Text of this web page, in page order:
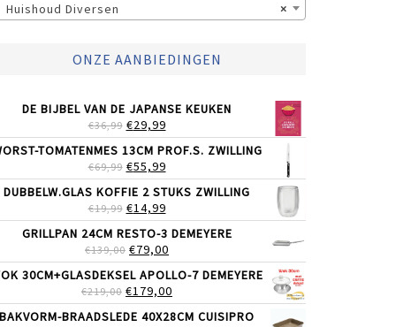
×
Huishoud Diversen
ONZE AANBIEDINGEN
DE BIJBEL VAN DE JAPANSE KEUKEN
€36,99 OORSPRONKELIJKE
PRIJS
WAS:
€36,99.
€29,99HUIDIGE
PRIJS
IS:
€29,99.
TOMATENMES 13CM PROF.S. ZWILLING
€69,99 OORSPRONKELIJKE
PRIJS
WAS:
€69,99.
€55,99HUIDIGE
PRIJS
IS:
€55,99.
DUBBELW.GLAS KOFFIE 2 STUKS ZWILLING
€19,99 OORSPRONKELIJKE
PRIJS
WAS:
€19,99.
€14,99HUIDIGE
PRIJS
IS:
€14,99.
GRILLPAN 24CM RESTO-3 DEMEYERE
€139,00 OORSPRONKELIJKE
PRIJS
WAS:
€139,00.
€79,00
PRIJS
IS:
€79,00.
30CM+GLASDEKSEL APOLLO-7 DEMEYERE
€219,00 OORSPRONKELIJKE
PRIJS
WAS:
€179,00
PRIJS
IS:
BAKVORM-BRAADSLEDE 40X28CM CUISIPRO